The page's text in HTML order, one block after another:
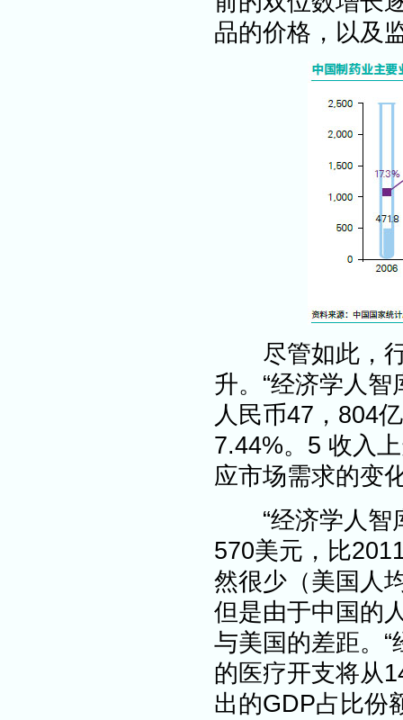
品的价格，以及
尽管如此，行
升。“经济学人
人民币47，804
7.44%。5 收入
应市场需求的变
“经济学人智库
570美元，比
然很少（美国人
但是由于中国的
与美国的差距。
的医疗开支将从
出的GDP占比份